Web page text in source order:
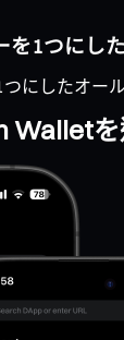
を1つにし
にしたオー
Walletを